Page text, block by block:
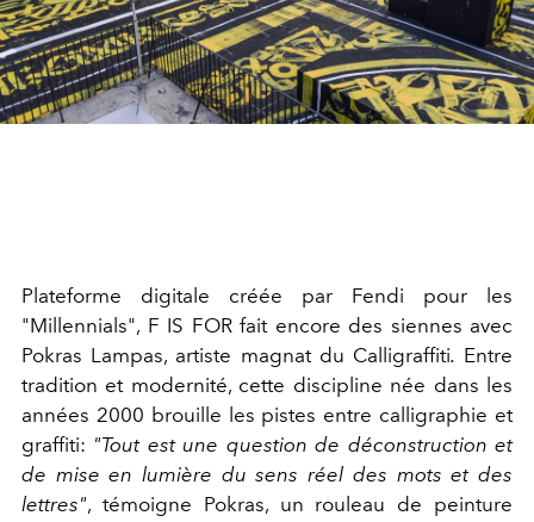
Plateforme digitale créée par Fendi pour les
"Millennials", F IS FOR fait encore des siennes avec
Pokras Lampas, artiste magnat du Calligraffiti. Entre
tradition et modernité, cette discipline née dans les
années 2000 brouille les pistes entre calligraphie et
graffiti: "Tout est une question de déconstruction et
de mise en lumière du sens réel des mots et des
lettres", témoigne Pokras, un rouleau de peinture